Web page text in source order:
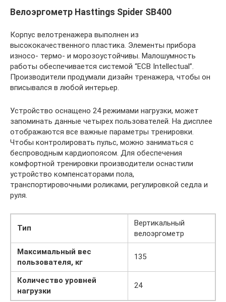
Велоэргометр Hasttings Spider SB400
Корпус велотренажера выполнен из
высококачественного пластика. Элементы прибора
износо- термо- и морозоустойчивы. Малошумность
работы обеспечивается системой “ECB Intellectual”.
Производители продумали дизайн тренажера, чтобы он
вписывался в любой интерьер.
Устройство оснащено 24 режимами нагрузки, может
запоминать данные четырех пользователей. На дисплее
отображаются все важные параметры тренировки.
Чтобы контролировать пульс, можно заниматься с
беспроводным кардиопоясом. Для обеспечения
комфортной тренировки производители оснастили
устройство компенсаторами пола,
транспортировочными роликами, регулировкой седла и
руля.
Тип
Вертикальный
велоэргометр
Максимальный вес
пользователя, кг
135
Количество уровней
нагрузки
24